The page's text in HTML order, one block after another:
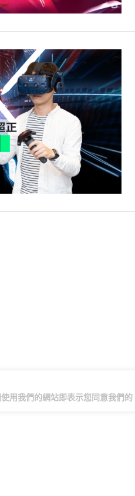
用我們的網站即表示您同意我們的